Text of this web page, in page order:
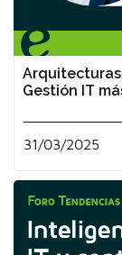
Arquitecturas
Gestión IT
31/03/2025